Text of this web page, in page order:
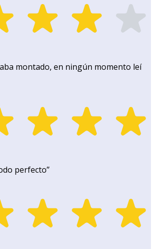
montado, en ningún momento leí
perfecto”